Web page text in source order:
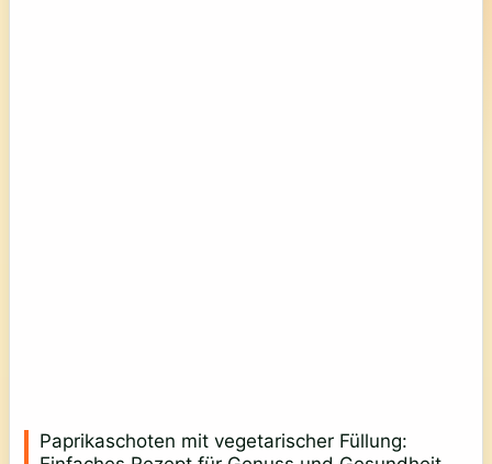
Paprikaschoten mit vegetarischer Füllung: